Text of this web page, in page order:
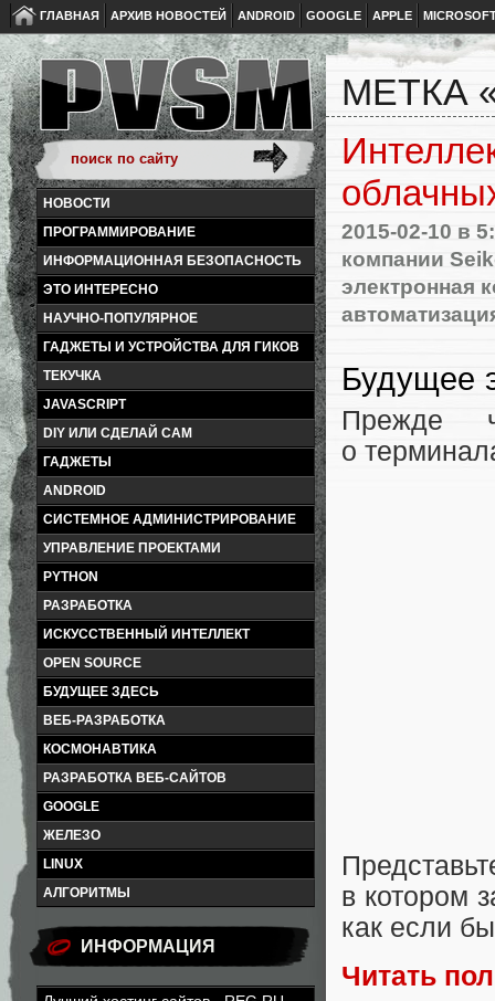
ГЛАВНАЯ АРХИВ НОВОСТЕЙ ANDROID GOOGLE APPLE
НОВОСТИ
ПРОГРАММИРОВАНИЕ
ИНФОРМАЦИОННАЯ БЕЗОПАСНОСТЬ
ЭТО ИНТЕРЕСНО
НАУЧНО-ПОПУЛЯРНОЕ
ГАДЖЕТЫ И УСТРОЙСТВА ДЛЯ ГИКОВ
ТЕКУЧКА
JAVASCRIPT
DIY ИЛИ СДЕЛАЙ САМ
ГАДЖЕТЫ
ANDROID
СИСТЕМНОЕ АДМИНИСТРИРОВАНИЕ
УПРАВЛЕНИЕ ПРОЕКТАМИ
PYTHON
РАЗРАБОТКА
ИСКУССТВЕННЫЙ ИНТЕЛЛЕКТ
OPEN SOURCE
БУДУЩЕЕ ЗДЕСЬ
ВЕБ-РАЗРАБОТКА
КОСМОНАВТИКА
РАЗРАБОТКА ВЕБ-САЙТОВ
GOOGLE
ЖЕЛЕЗО
LINUX
АЛГОРИТМЫ
ИНФОРМАЦИЯ
МЕТКА
2015-02-10 в
компании
электронная
Будущее
Прежде
о
в котором
как если
Читать